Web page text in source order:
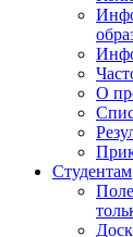
О
Студентам